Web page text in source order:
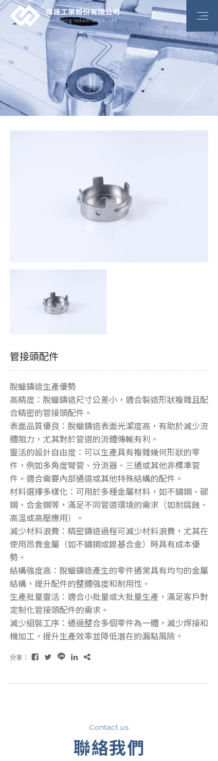
管接頭配件
脫蠟鑄造生產優勢
高精度：脫蠟鑄造尺寸公差小，適合製造形狀複雜且配
合精密的管接頭配件。
表面品質優良：脫蠟鑄造表面光潔度高，有助於減少流
體阻力，尤其對於管道的流體傳輸有利。
靈活的設計自由度：可以生產具有複雜幾何形狀的零
件，例如多角度彎管、分流器、三通或其他非標準管
件。適合需要內部通道或其他特殊結構的配件。
材料選擇多樣化：可用於多種金屬材料，如不鏽鋼、碳
鋼、合金鋼等，滿足不同管道環境的需求（如耐腐蝕、
高溫或高壓應用）。
減少材料浪費：精密鑄造過程可減少材料浪費，尤其在
使用昂貴金屬（如不鏽鋼或鎳基合金）時具有成本優
勢。
結構強度高：脫蠟鑄造產生的零件通常具有均勻的金屬
結構，提升配件的整體強度和耐用性。
生產批量靈活：適合小批量或大批量生產，滿足客戶對
定制化管接頭配件的需求。
減少組裝工序：通過整合多個零件為一體，減少焊接和
機加工，提升生產效率並降低潛在的漏點風險。
分享：
Contact us
聯絡我們